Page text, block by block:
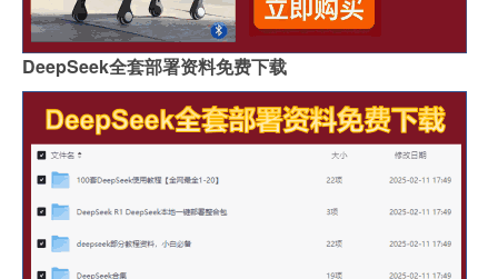
DeepSeek全套部署资料免费下载